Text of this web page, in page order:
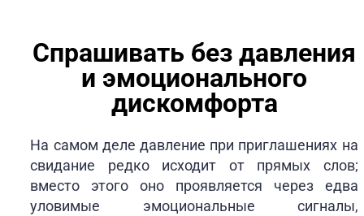
Спрашивать без давления
и эмоционального
дискомфорта
На самом деле давление при приглашениях на
свидание редко исходит от прямых слов;
вместо этого оно проявляется через едва
уловимые эмоциональные сигналы,